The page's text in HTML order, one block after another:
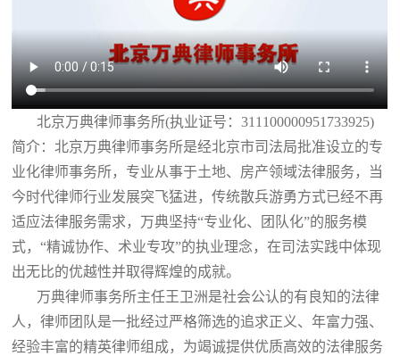
北京万典律师事务所(执业证号：311100000951733925)
简介：北京万典律师事务所是经北京市司法局批准设立的专
业化律师事务所，专业从事于土地、房产领域法律服务，当
今时代律师行业发展突飞猛进，传统散兵游勇方式已经不再
适应法律服务需求，万典坚持“专业化、团队化”的服务模
式，“精诚协作、术业专攻”的执业理念，在司法实践中体现
出无比的优越性并取得辉煌的成就。
万典律师事务所主任王卫洲是社会公认的有良知的法律
人，律师团队是一批经过严格筛选的追求正义、年富力强、
经验丰富的精英律师组成，为竭诚提供优质高效的法律服务